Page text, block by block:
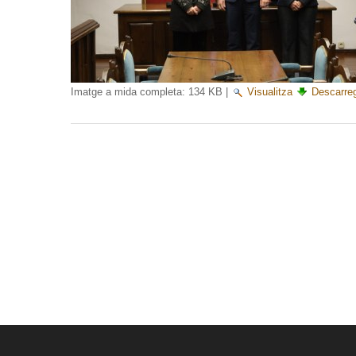
Imatge a mida completa: 134 KB Visualitza